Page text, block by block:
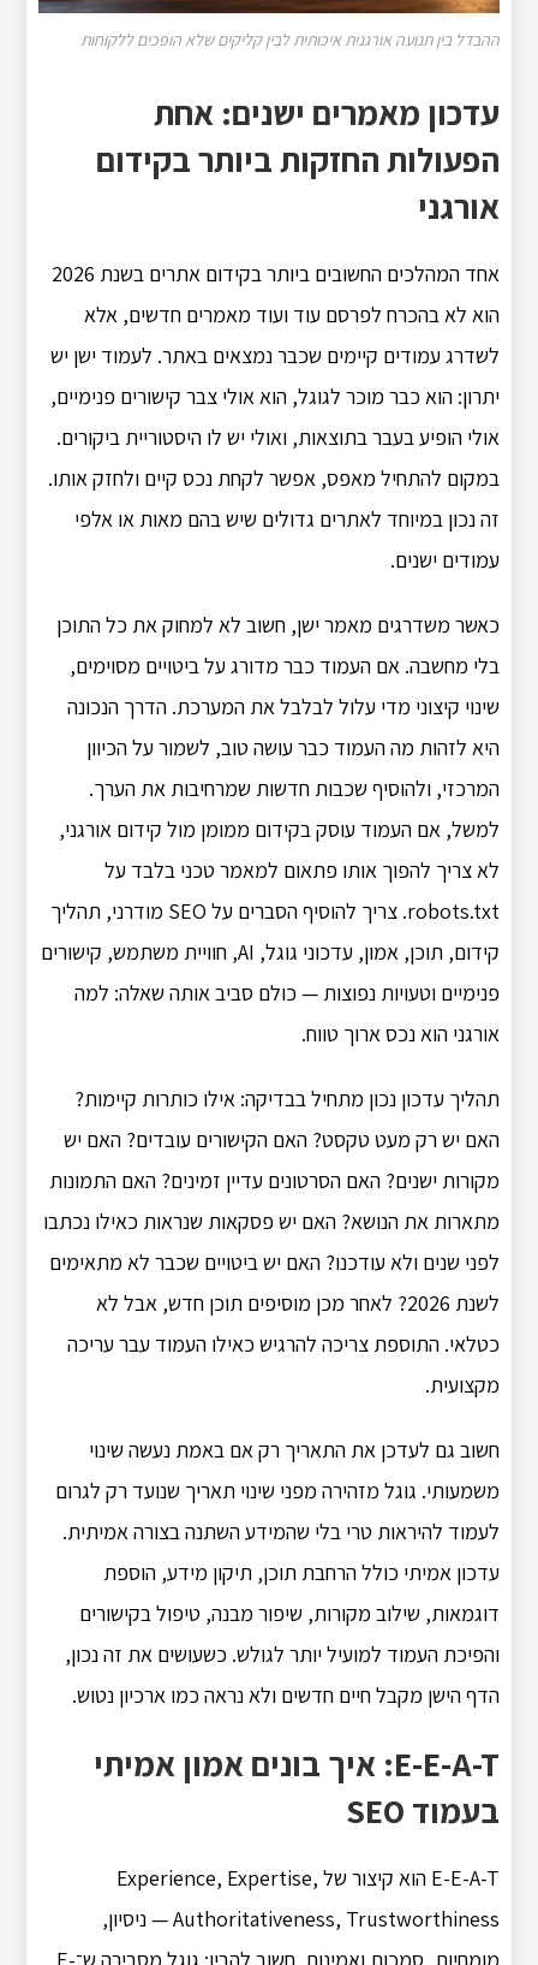
ההבדל בין תנועה אורגנית איכותית לבין קליקים שלא הופכים ללקוחות
עדכון מאמרים ישנים: אחת
הפעולות החזקות ביותר בקידום
אורגני
אחד המהלכים החשובים ביותר בקידום אתרים בשנת 2026
הוא לא בהכרח לפרסם עוד ועוד מאמרים חדשים, אלא
לשדרג עמודים קיימים שכבר נמצאים באתר. לעמוד ישן יש
יתרון: הוא כבר מוכר לגוגל, הוא אולי צבר קישורים פנימיים,
אולי הופיע בעבר בתוצאות, ואולי יש לו היסטוריית ביקורים.
במקום להתחיל מאפס, אפשר לקחת נכס קיים ולחזק אותו.
זה נכון במיוחד לאתרים גדולים שיש בהם מאות או אלפי
עמודים ישנים.
כאשר משדרגים מאמר ישן, חשוב לא למחוק את כל התוכן
בלי מחשבה. אם העמוד כבר מדורג על ביטויים מסוימים,
שינוי קיצוני מדי עלול לבלבל את המערכת. הדרך הנכונה
היא לזהות מה העמוד כבר עושה טוב, לשמור על הכיוון
המרכזי, ולהוסיף שכבות חדשות שמרחיבות את הערך.
למשל, אם העמוד עוסק בקידום ממומן מול קידום אורגני,
לא צריך להפוך אותו פתאום למאמר טכני בלבד על
robots.txt. צריך להוסיף הסברים על SEO מודרני, תהליך
קידום, תוכן, אמון, עדכוני גוגל, AI, חוויית משתמש, קישורים
פנימיים וטעויות נפוצות — כולם סביב אותה שאלה: למה
אורגני הוא נכס ארוך טווח.
תהליך עדכון נכון מתחיל בבדיקה: אילו כותרות קיימות?
האם יש רק מעט טקסט? האם הקישורים עובדים? האם יש
מקורות ישנים? האם הסרטונים עדיין זמינים? האם התמונות
מתארות את הנושא? האם יש פסקאות שנראות כאילו נכתבו
לפני שנים ולא עודכנו? האם יש ביטויים שכבר לא מתאימים
לשנת 2026? לאחר מכן מוסיפים תוכן חדש, אבל לא
כטלאי. התוספת צריכה להרגיש כאילו העמוד עבר עריכה
מקצועית.
חשוב גם לעדכן את התאריך רק אם באמת נעשה שינוי
משמעותי. גוגל מזהירה מפני שינוי תאריך שנועד רק לגרום
לעמוד להיראות טרי בלי שהמידע השתנה בצורה אמיתית.
עדכון אמיתי כולל הרחבת תוכן, תיקון מידע, הוספת
דוגמאות, שילוב מקורות, שיפור מבנה, טיפול בקישורים
והפיכת העמוד למועיל יותר לגולש. כשעושים את זה נכון,
הדף הישן מקבל חיים חדשים ולא נראה כמו ארכיון נטוש.
E-E-A-T: איך בונים אמון אמיתי
בעמוד SEO
E-E-A-T הוא קיצור של Experience, Expertise,
Authoritativeness, Trustworthiness — ניסיון,